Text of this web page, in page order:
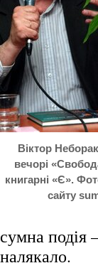
Віктор
вечорі
книгарні «Є».
сайту
сумна
налякало.